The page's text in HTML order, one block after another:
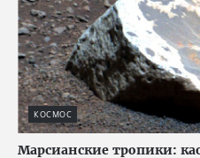
КОСМОС
Марсианские тропики: